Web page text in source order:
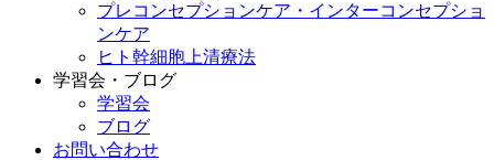
プレコンセプションケア・インターコンセプショ
ンケア
ヒト幹細胞上清療法
学習会・ブログ
学習会
ブログ
お問い合わせ